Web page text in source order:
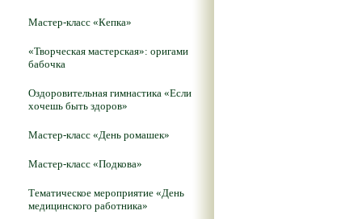
Мастер-класс «Кепка»
«Творческая мастерская»: оригами
бабочка
Оздоровительная гимнастика «Если
хочешь быть здоров»
Мастер-класс «День ромашек»
Мастер-класс «Подкова»
Тематическое мероприятие «День
медицинского работника»